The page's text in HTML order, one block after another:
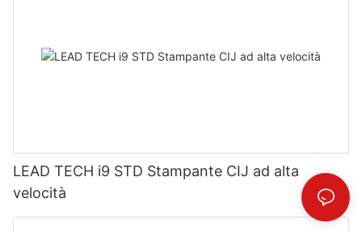
LEAD TECH i9 STD Stampante CIJ ad alta
velocità